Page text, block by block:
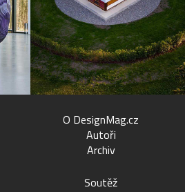
O DesignMag.cz
Autoři
Archiv
Soutěž